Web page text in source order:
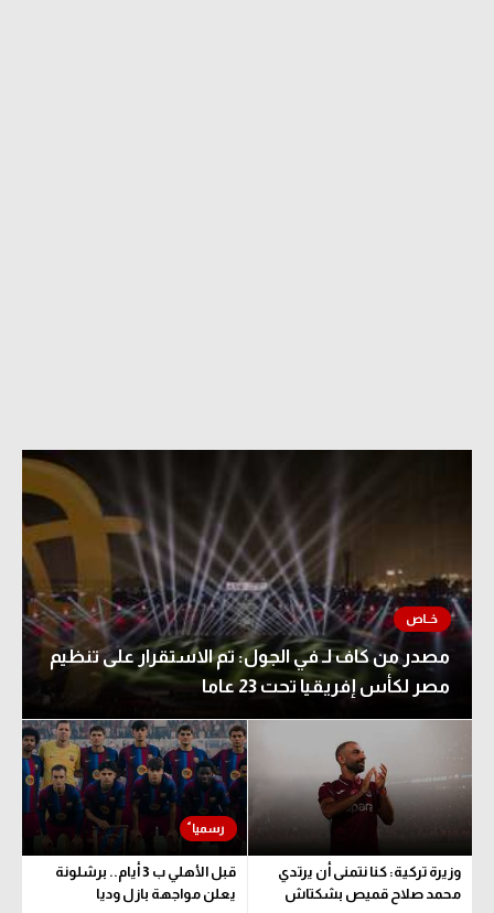
مصدر من كاف لـ في الجول: تم الاستقرار على تنظيم
مصر لكأس إفريقيا تحت 23 عاما
وزيرة تركية: كنا نتمنى أن يرتدي
محمد صلاح قميص بشكتاش
قبل الأهلي ب 3 أيام.. برشلونة
يعلن مواجهة بازل وديا